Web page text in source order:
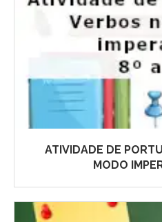
ATIVIDADE DE
MODO